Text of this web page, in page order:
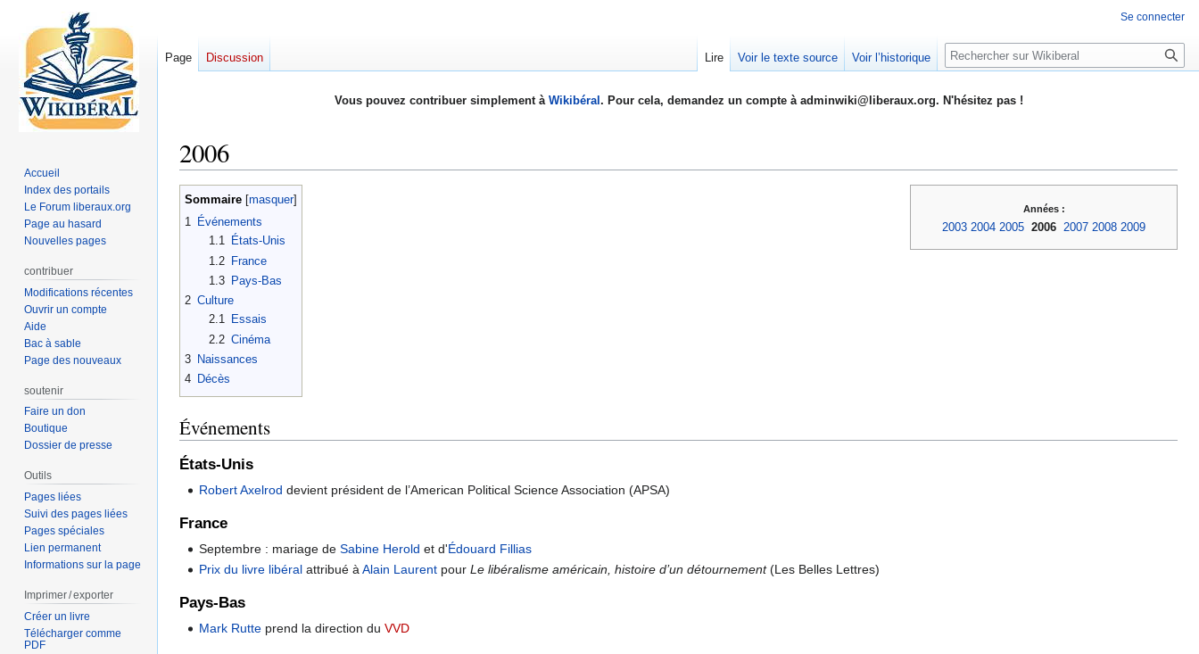
Vous pouvez contribuer simplement à Wikibéral . Pour cela, demandez un compte à adminwiki@liberaux.org. N'hésitez pas !
2006
Aller
navigation
Aller
recherche
Années :
2003 2004 2005 2006 2007 2008 2009
Sommaire
1 Événements
1.1
États-Unis
1.2
France
1.3
Pays-Bas
2 Culture
2.1
Essais
2.2 Cinéma
3 Naissances
4 Décès
Événements
États-Unis
Robert Axelrod devient président de l’American Political Science Association (APSA)
France
Septembre : mariage deSabine Herold et d'Édouard Fillias
Prix du livre libéral attribué àAlain Laurent pourLe libéralisme américain, histoire d’un détournement(Les Belles Lettres)
Pays-Bas
Mark Rutte prend la direction duVVD
Se connecter
Page Discussion Lire Voir le texte source Voir l’historique Rechercher
Accueil
Index des portails
Le Forum liberaux.org
Page au hasard
Nouvelles pages
contribuer
Modifications récentes
Ouvrir un compte
Aide
Bac à sable
Page des nouveaux
soutenir
Faire un don
Boutique
Dossier de presse
Outils
Pages liées
Suivi des pages liées
Pages spéciales
Lien permanent
Informations sur la page
Imprimer / exporter
Créer un livre
Télécharger comme
PDF